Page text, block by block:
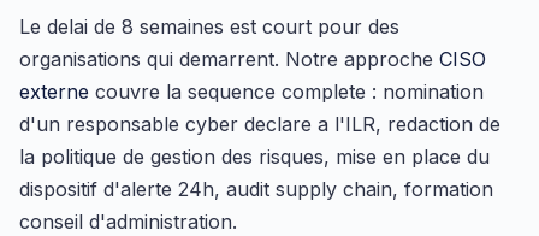
Le delai de 8 semaines est court pour des
organisations qui demarrent. Notre approche CISO
externe couvre la sequence complete : nomination
d'un responsable cyber declare a l'ILR, redaction de
la politique de gestion des risques, mise en place du
dispositif d'alerte 24h, audit supply chain, formation
conseil d'administration.